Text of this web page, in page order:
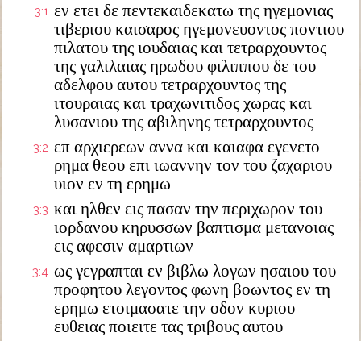
3:1 εν ετει δε πεντεκαιδεκατω της ηγεμονιας
τιβεριου καισαρος ηγεμονευοντος ποντιου
πιλατου της ιουδαιας και τετραρχουντος
της γαλιλαιας ηρωδου φιλιππου δε του
αδελφου αυτου τετραρχουντος της
ιτουραιας και τραχωνιτιδος χωρας και
λυσανιου της αβιληνης τετραρχουντος
3:2 επ αρχιερεων αννα και καιαφα εγενετο
ρημα θεου επι ιωαννην τον του ζαχαριου
υιον εν τη ερημω
3:3 και ηλθεν εις πασαν την περιχωρον του
ιορδανου κηρυσσων βαπτισμα μετανοιας
εις αφεσιν αμαρτιων
3:4 ως γεγραπται εν βιβλω λογων ησαιου του
προφητου λεγοντος φωνη βοωντος εν τη
ερημω ετοιμασατε την οδον κυριου
ευθειας ποιειτε τας τριβους αυτου